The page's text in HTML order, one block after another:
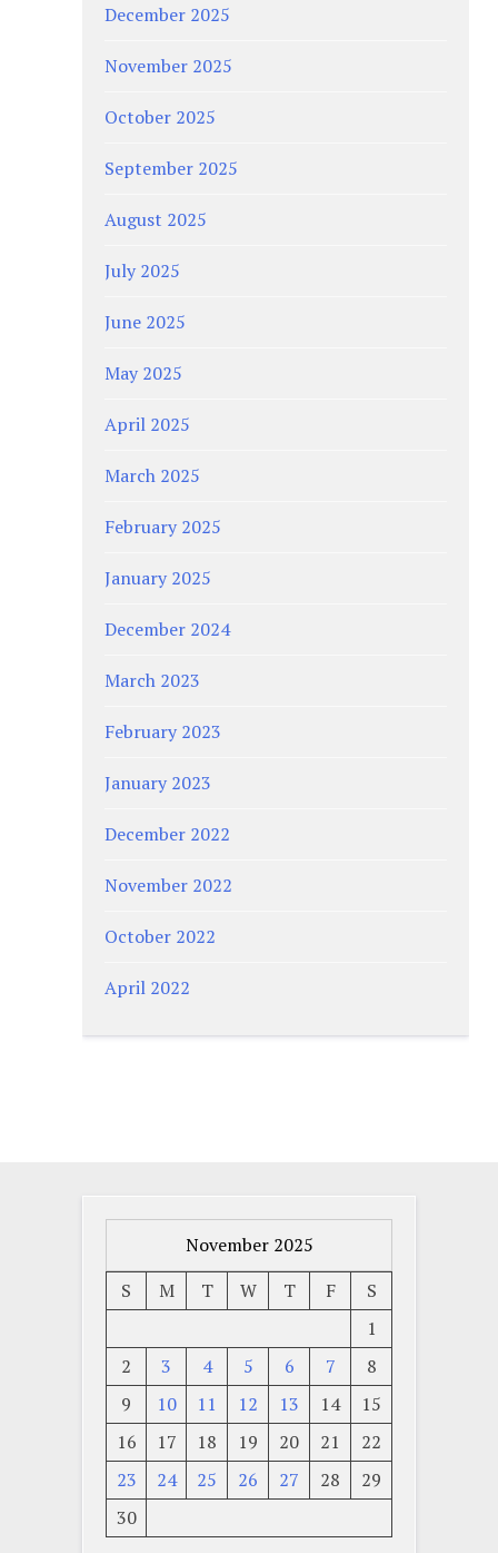
December 2025
November 2025
October 2025
September 2025
August 2025
July 2025
June 2025
May 2025
April 2025
March 2025
February 2025
January 2025
December 2024
March 2023
February 2023
January 2023
December 2022
November 2022
October 2022
April 2022
November 2025
S
M T W T F
S
1
2
3 4 5 6 7
8
9
10 11 12 13 14
15
16
17 18 19 20 21
22
23
24 25 26 27 28
29
30